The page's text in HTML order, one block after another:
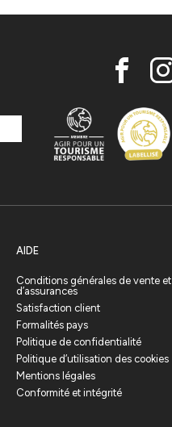
AIDE
Conditions générales de vente et
d’assurances
Satisfaction client
Formalités pays
Politique de confidentialité
Politique d’utilisation des cookies
Mentions légales
Conformité et intégrité